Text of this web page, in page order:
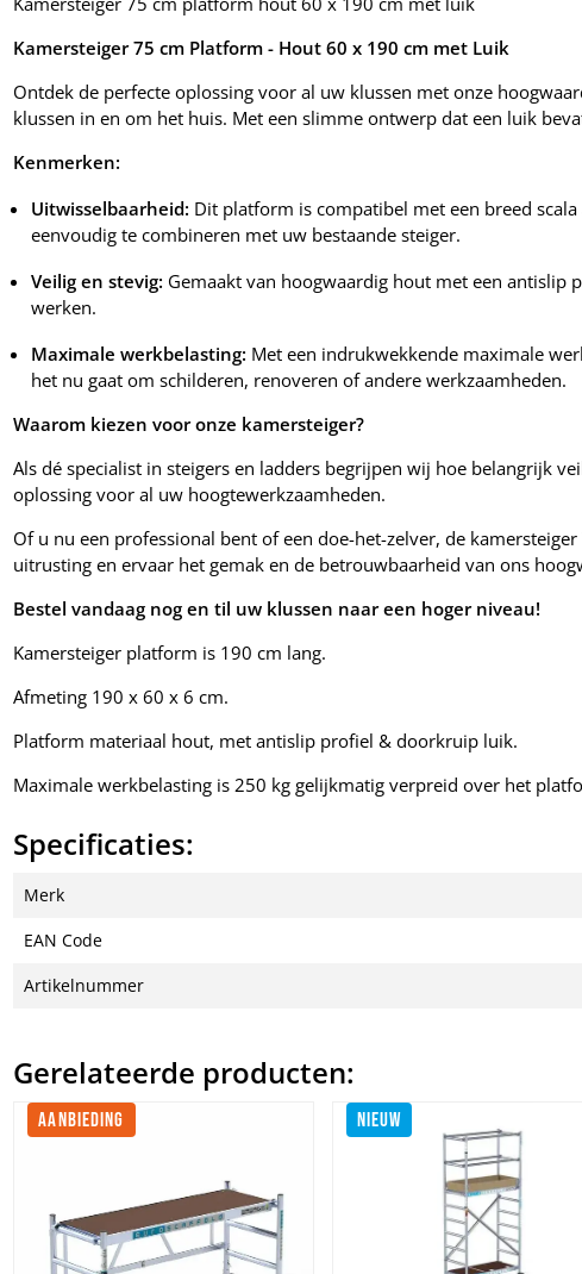
Kamersteiger 75 cm Platform - Hout 60 x 190 cm met Luik
Ontdek de perfecte oplossing voor al uw klussen met onze
klussen in en om het huis. Met een slimme ontwerp dat een luik
Kenmerken:
Uitwisselbaarheid: Dit platform is compatibel met een breed
eenvoudig te combineren met uw bestaande steiger.
Veilig en stevig: Gemaakt van hoogwaardig hout met een
werken.
Maximale werkbelasting: Met een indrukwekkende maximale
het nu gaat om schilderen, renoveren of andere werkzaamheden.
Waarom kiezen voor onze kamersteiger?
Als dé specialist in steigers en ladders begrijpen wij hoe belangrijk
oplossing voor al uw hoogtewerkzaamheden.
Of u nu een professional bent of een doe-het-zelver, de
uitrusting en ervaar het gemak en de betrouwbaarheid van ons
Bestel vandaag nog en til uw klussen naar een hoger niveau!
Kamersteiger platform is 190 cm lang.
Afmeting 190 x 60 x 6 cm.
Platform materiaal hout, met antislip profiel & doorkruip luik.
Maximale werkbelasting is 250 kg gelijkmatig verpreid over het
Specificaties:
Merk
EAN Code
Artikelnummer
Gerelateerde producten:
AANBIEDING NIEUW